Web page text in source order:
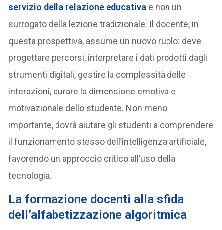
servizio della relazione educativa e non un
surrogato della lezione tradizionale. Il docente, in
questa prospettiva, assume un nuovo ruolo: deve
progettare percorsi, interpretare i dati prodotti dagli
strumenti digitali, gestire la complessità delle
interazioni, curare la dimensione emotiva e
motivazionale dello studente. Non meno
importante, dovrà aiutare gli studenti a comprendere
il funzionamento stesso dell’intelligenza artificiale,
favorendo un approccio critico all’uso della
tecnologia.
La formazione docenti alla sfida
dell’alfabetizzazione algoritmica